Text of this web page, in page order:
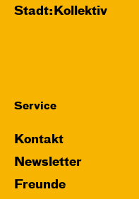
Stadt:Kollektiv
Service
Kontakt
Newsletter
Freunde